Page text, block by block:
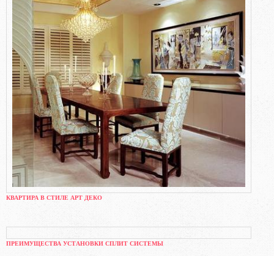
КВАРТИРА В СТИЛЕ АРТ ДЕКО
ПРЕИМУЩЕСТВА УСТАНОВКИ СПЛИТ СИСТЕМЫ